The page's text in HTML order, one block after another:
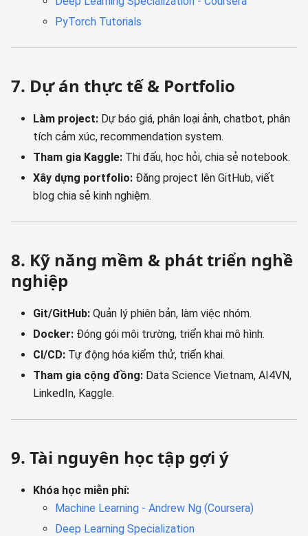
PyTorch Tutorials
7. Dự án thực tế & Portfolio
Làm project: Dự báo giá, phân loại ảnh, chatbot, phân
tích cảm xúc, recommendation system.
Tham gia Kaggle: Thi đấu, học hỏi, chia sẻ notebook.
Xây dựng portfolio: Đăng project lên GitHub, viết
blog chia sẻ kinh nghiệm.
8. Kỹ năng mềm & phát triển nghề
nghiệp
Git/GitHub: Quản lý phiên bản, làm việc nhóm.
Docker: Đóng gói môi trường, triển khai mô hình.
CI/CD: Tự động hóa kiểm thử, triển khai.
Tham gia cộng đồng: Data Science Vietnam, AI4VN,
LinkedIn, Kaggle.
9. Tài nguyên học tập gợi ý
Khóa học miễn phí:
Machine Learning - Andrew Ng (Coursera)
Deep Learning Specialization